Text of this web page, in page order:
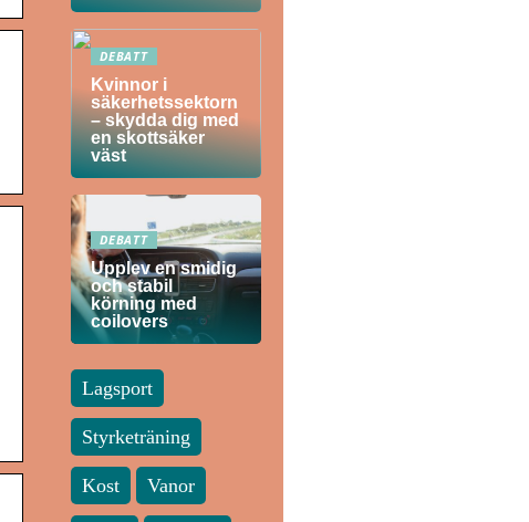
DEBATT
Kvinnor i
säkerhetssektorn
– skydda dig med
en skottsäker
väst
DEBATT
Upplev en smidig
och stabil
körning med
coilovers
Lagsport
Styrketräning
Kost Vanor